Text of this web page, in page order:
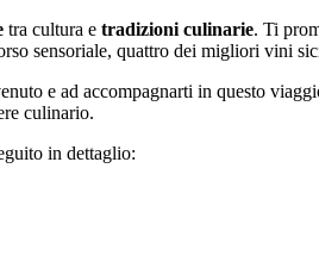
tra cultura e tradizioni culinarie. Ti
sensoriale, quattro dei migliori vini
e ad accompagnarti in questo
culinario.
in dettaglio: